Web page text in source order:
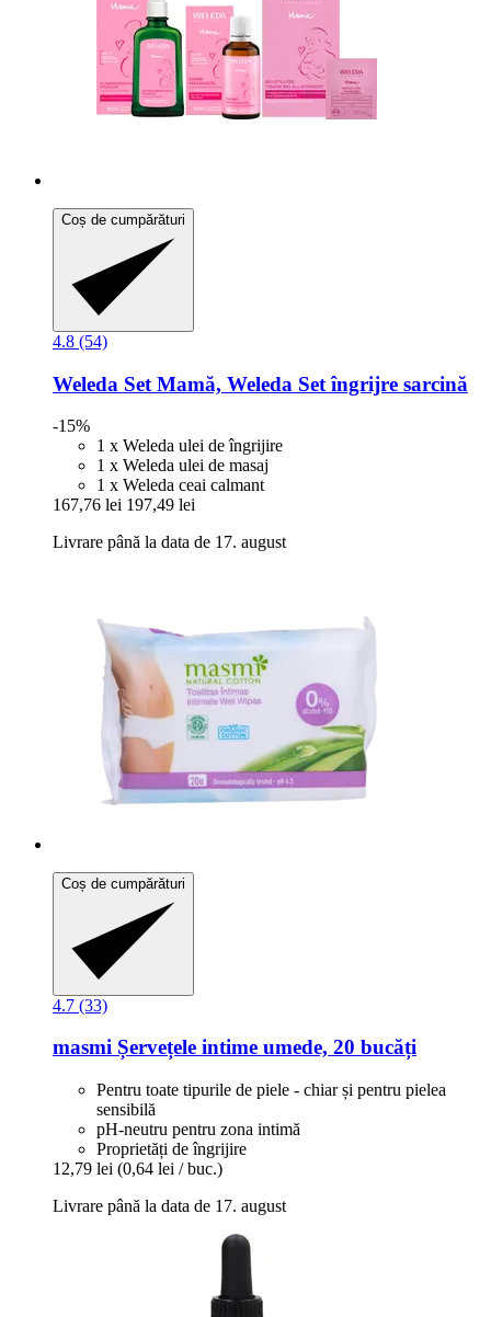
Coș de cumpărături
4.8 (54)
Weleda Set Mamă, Weleda Set îngrijre sarcină
-15%
1 x Weleda ulei de îngrijire
1 x Weleda ulei de masaj
1 x Weleda ceai calmant
167,76 lei 197,49 lei
Livrare până la data de 17. august
Coș de cumpărături
4.7 (33)
masmi Șervețele intime umede, 20 bucăți
Pentru toate tipurile de piele - chiar și pentru pielea
sensibilă
pH-neutru pentru zona intimă
Proprietăți de îngrijire
12,79 lei (0,64 lei / buc.)
Livrare până la data de 17. august